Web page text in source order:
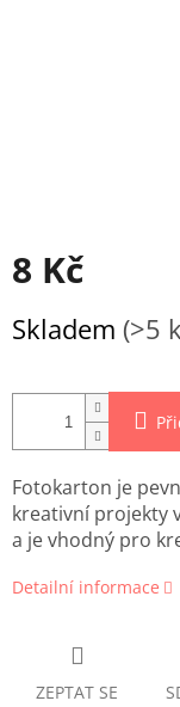
8 Kč
cena:
Skladem (>5
Fotokarton je
kreativní projekty
a je vhodný pro
Detailní informace
ZEPTAT SE